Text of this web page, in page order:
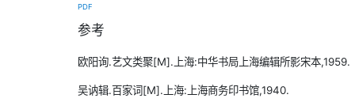
PDF
参考
欧阳询.艺文类聚[M].上海:中华书局上海编辑所影宋本,1959.
吴讷辑.百家词[M].上海:上海商务印书馆,1940.